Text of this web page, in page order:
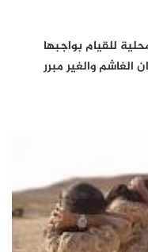
للقيام بواجبها
والغير مبرر